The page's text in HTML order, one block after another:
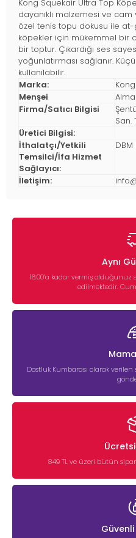
Kong Squekair Ultra Top
dayanıklı malzemesi ve
özel tenis topu dokusu ile
köpekler için mükemmel bir
bir toptur. Çıkardığı ses
yoğunlatırması sağlanır.
kullanılabilir.
Marka:
Kong
Menşei
Firma/Satıcı Bilgisi
San.
Üretici Bilgisi:
İthalatçı/Yetkili
Temsilci/İfa Hizmet
Sağlayıcı:
DBM
İletişim:
Aynı
16:00’a kadar vermiş
edilmektedir.
Mama
Dostluk Kumbarası olarak
849 TL ve üzeri bütün
Güvenli